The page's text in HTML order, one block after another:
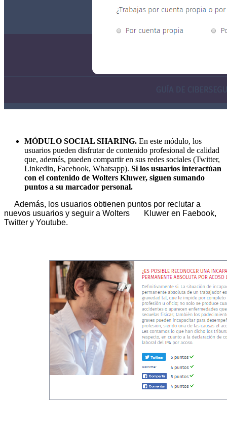
MÓDULO SOCIAL SHARING. En este módulo, los
usuarios pueden disfrutar de contenido profesional de calidad
que, además, pueden compartir en sus redes sociales (Twitter,
Linkedin, Facebook, Whatsapp). Si los usuarios interactúan
con el contenido de Wolters Kluwer, siguen sumando
puntos a su marcador personal.
Además, los usuarios obtienen puntos por reclutar a
nuevos usuarios y seguir a Wolters Kluwer en Faebook,
Twitter y Youtube.